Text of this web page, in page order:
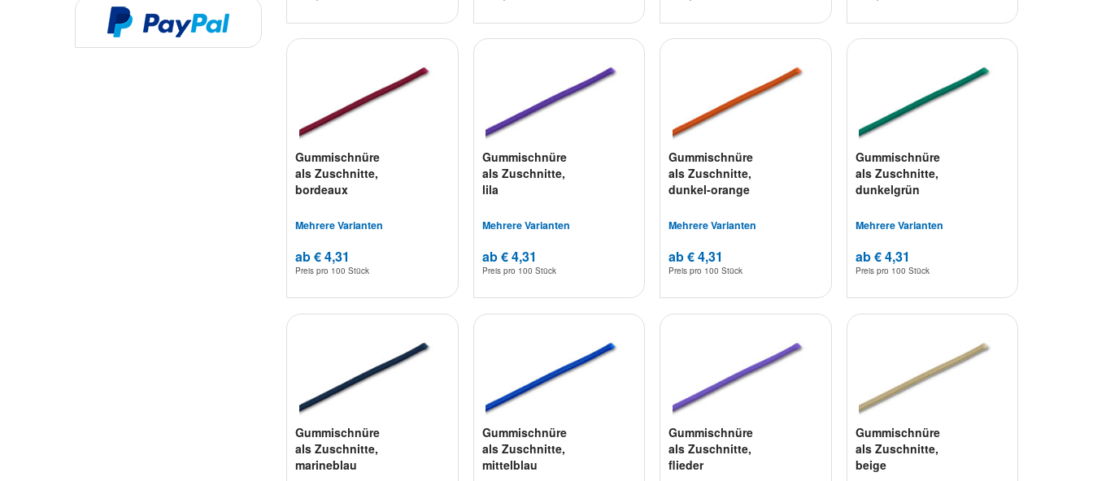
Gummischnüre
als Zuschnitte,
bordeaux
Mehrere Varianten
ab € 4,31
Preis pro 100 Stück
Gummischnüre
als Zuschnitte,
lila
Mehrere Varianten
ab € 4,31
Preis pro 100 Stück
Gummischnüre
als Zuschnitte,
dunkel-orange
Mehrere Varianten
ab € 4,31
Preis pro 100 Stück
Gummischnüre
als Zuschnitte,
dunkelgrün
Mehrere Varianten
ab € 4,31
Preis pro 100 Stück
Gummischnüre
als Zuschnitte,
marineblau
Gummischnüre
als Zuschnitte,
mittelblau
Gummischnüre
als Zuschnitte,
flieder
Gummischnüre
als Zuschnitte,
beige